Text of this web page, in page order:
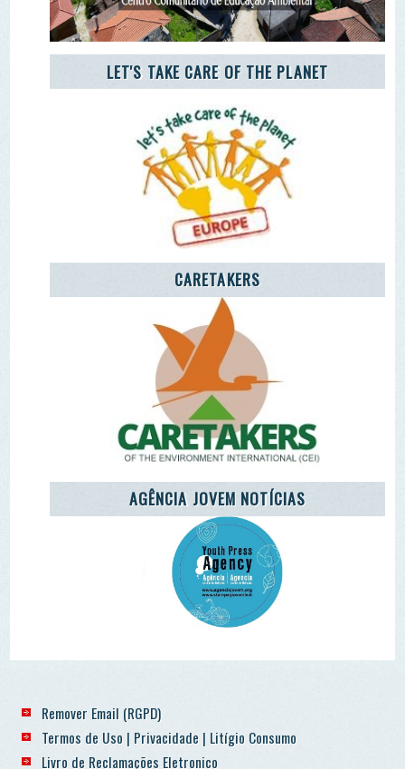
AGÊNCIA JOVEM NOTÍCIAS
Termos de Uso | Privacidade | Litígio Consumo
Livro de Reclamações Eletronico
Ao aceder a outras paginas deste site sao usados cookies e
recolha dados. Ao aceder ao site consente o uso dos
mesmo sob o RGPD. Sim.